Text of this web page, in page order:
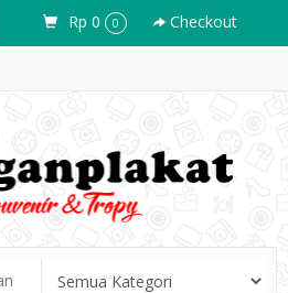
Rp 0 0 Checkout